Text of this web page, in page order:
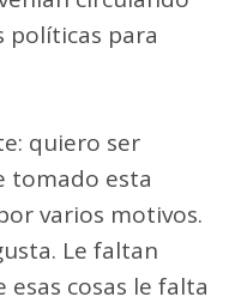
políticas para
quiero ser
tomado esta
varios motivos.
Le faltan
esas cosas le falta